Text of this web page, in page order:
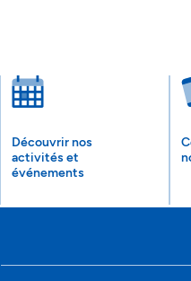
Découvrir nos
activités et
événements